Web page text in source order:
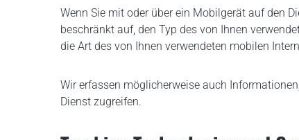
Wenn Sie mit oder über ein Mobilgerät auf den
beschränkt auf, den Typ des von Ihnen
die Art des von Ihnen verwendeten mobilen
Wir erfassen möglicherweise auch
Dienst zugreifen.